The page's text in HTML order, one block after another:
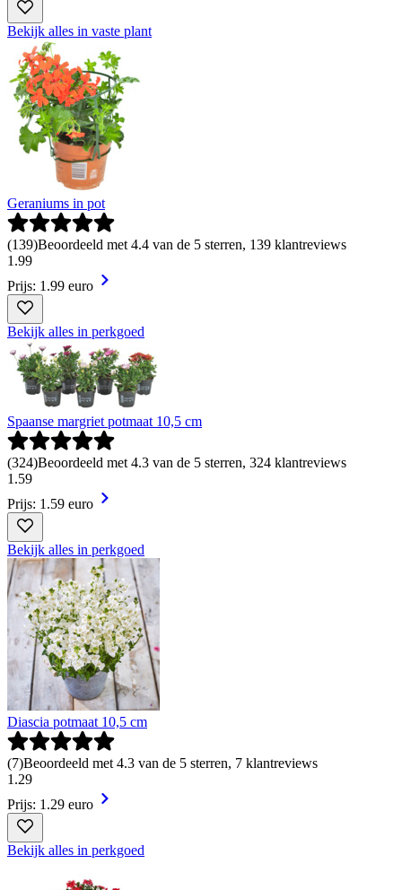
Bekijk alles in vaste plant
Geraniums in pot
(139)Beoordeeld met 4.4 van de 5 sterren, 139 klantreviews
1 .99
Prijs: 1.99 euro
Bekijk alles in perkgoed
Spaanse margriet potmaat 10,5 cm
(324)Beoordeeld met 4.3 van de 5 sterren, 324 klantreviews
1 .59
Prijs: 1.59 euro
Bekijk alles in perkgoed
Diascia potmaat 10,5 cm
(7)Beoordeeld met 4.3 van de 5 sterren, 7 klantreviews
1 .29
Prijs: 1.29 euro
Bekijk alles in perkgoed